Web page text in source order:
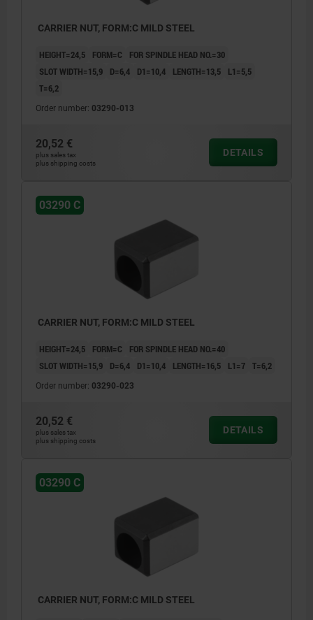
CARRIER NUT, FORM:C MILD STEEL
HEIGHT=24,5 FORM=C
FOR SPINDLE HEAD NO.=30
SLOT WIDTH=15,9
D=6,4 D1=10,4 LENGTH=13,5
L1=5,5
T=6,2
Order number: 03290-013
20,52 €
plus sales tax
plus shipping costs
DETAILS
03290 C
CARRIER NUT, FORM:C MILD STEEL
HEIGHT=24,5 FORM=C
FOR SPINDLE HEAD NO.=40
SLOT WIDTH=15,9
D=6,4 D1=10,4 LENGTH=16,5 L1=7 T=6,2
Order number: 03290-023
20,52 €
plus sales tax
plus shipping costs
DETAILS
03290 C
CARRIER NUT, FORM:C MILD STEEL